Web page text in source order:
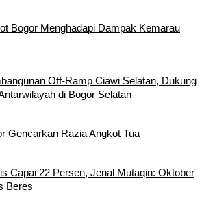
Bogor Menghadapi Dampak Kemarau
Off-Ramp Ciawi Selatan, Dukung
di Bogor Selatan
Gencarkan Razia Angkot Tua
Capai 22 Persen, Jenal Mutaqin: Oktober
Beres